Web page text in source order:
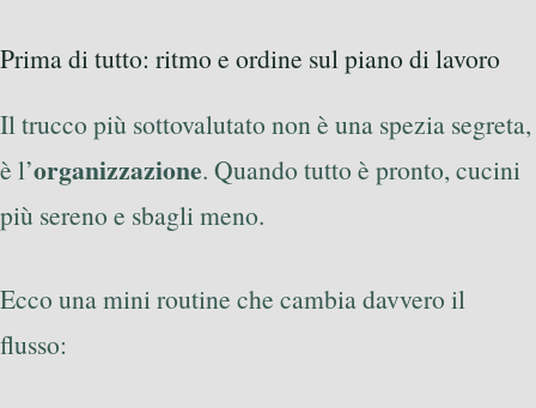
Prima di tutto: ritmo e ordine sul piano di lavoro
Il trucco più sottovalutato non è una spezia segreta,
è l’organizzazione. Quando tutto è pronto, cucini
più sereno e sbagli meno.
Ecco una mini routine che cambia davvero il
flusso: